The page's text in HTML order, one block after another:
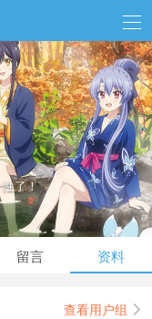
了！
留言 资料
查看用户组